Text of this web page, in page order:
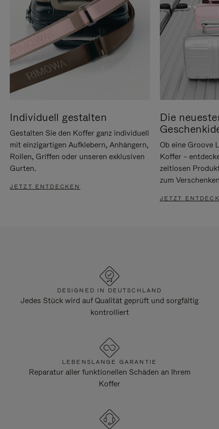
Individuell gestalten
Gestalten Sie den Koffer ganz individuell
mit einzigartigen Aufklebern, Anhängern,
Rollen, Griffen oder unseren exklusiven
Gurten.
JETZT ENTDECKEN
Die
Ob eine Groove
Koffer –
zeitlosen
zum
JETZT
DESIGNED IN DEUTSCHLAND
Jedes Stück wird auf Qualität geprüft und sorgfältig
kontrolliert
LEBENSLANGE GARANTIE
Reparatur aller funktionellen Schäden an Ihrem
Koffer